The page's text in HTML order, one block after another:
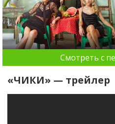
Смотреть с
«ЧИКИ» — трейлер